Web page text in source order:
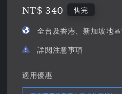
Regular
NT$ 340 售完
全台及香港、新加坡地
詳閱注意事項
適用優惠